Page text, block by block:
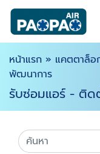
หน้าแรก » แคตตาล็อ
พัฒนาการ
รับซ่อมแอร์ - ติด